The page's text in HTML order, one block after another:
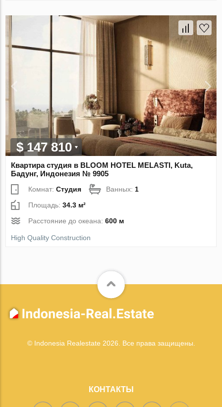
$ 147 810
Квартира студия в BLOOM HOTEL MELASTI, Kuta,
Бадунг, Индонезия № 9905
Комнат:Студия Ванных: 1
Площадь:34.3 м²
Расстояние до океана:600 м
High Quality Construction
© Indonesia Realestate 2026. Все права защищены.
КОНТАКТЫ